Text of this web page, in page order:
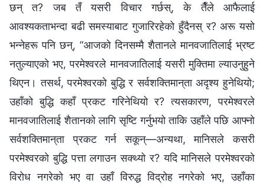
छन् त? जब तँ यसरी विचार गर्छस्, के तैँले आफैलाई
आवश्यकताभन्दा बढी समस्याबाट गुजारिरहेको हुँदैनस् र? अरू यसो
भन्‍नेहरू पनि छन्, “आजको दिनसम्‍मै शैतानले मानवजातिलाई भ्रष्ट
नतुल्याएको भए, परमेश्‍वरले मानवजातिलाई यसरी मुक्तिमा ल्याउनुहुने
थिएन। तसर्थ, परमेश्‍वरको बुद्धि र सर्वशक्तिमान्‌ता अदृश्य हुनेथियो;
उहाँको बुद्धि कहाँ प्रकट गरिनेथियो र? त्यसकारण, परमेश्‍वरले
मानवजातिलाई शैतानको लागि सृष्टि गर्नुभयो ताकि उहाँले पछि आफ्‍नो
सर्वशक्तिमान्‌ता प्रकट गर्न सकून्—अन्यथा, मानिसले कसरी
परमेश्‍वरको बुद्धि पत्ता लगाउन सक्थ्यो र? यदि मानिसले परमेश्‍वरको
विरोध नगरेको भए वा उहाँ विरुद्ध विद्रोह नगरेको भए, उहाँका